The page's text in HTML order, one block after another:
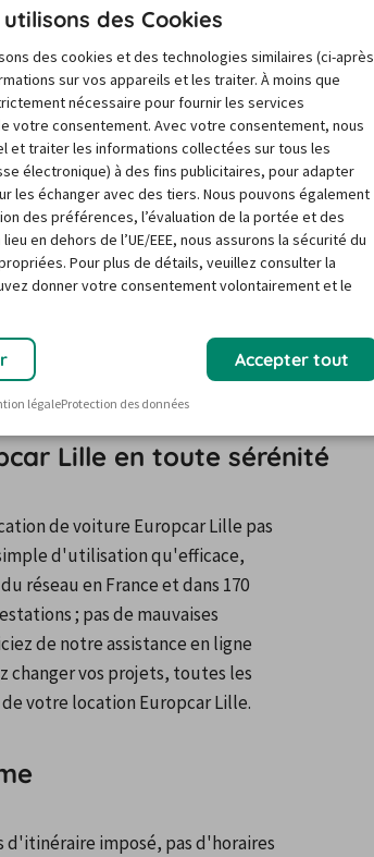
aussi se mesurer dans ses
dresse ses tours modernes. Initié
très moderne gare Lille-Europe,
de Portzamparc.
pique-niquer.
d'Ascq, l'heure est venue
Lille vous permettra d'atteindre
d'Ascq, lequel abrite des
brut. En route ensuite pour le
avant de rejoindre le
Europcar Lille.
Lille en toute sérénité
de voiture Europcar Lille pas
d'utilisation qu'efficace,
réseau en France et dans 170
; pas de mauvaises
de notre assistance en ligne
changer vos projets, toutes les
votre location Europcar Lille.
d'itinéraire imposé, pas d'horaires
des Cookies
des cookies et des technologies similaires (ci-après
sur vos appareils et les traiter. À moins que
nécessaire pour fournir les services
votre consentement. Avec votre consentement, nous
et traiter les informations collectées sur tous les
électronique) à des fins publicitaires, pour adapter
les échanger avec des tiers. Nous pouvons également
des préférences, l’évaluation de la portée et des
en dehors de l’UE/EEE, nous assurons la sécurité du
Pour plus de détails, veuillez consulter la
donner votre consentement volontairement et le
Accepter tout
légaleProtection des données